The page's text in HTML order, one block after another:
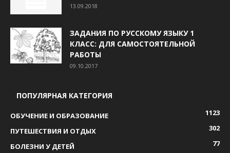
13.09.2018
ЗАДАНИЯ ПО РУССКОМУ ЯЗЫКУ 1
КЛАСС: ДЛЯ САМОСТОЯТЕЛЬНОЙ
РАБОТЫ
09.10.2017
ПОПУЛЯРНАЯ КАТЕГОРИЯ
ОБУЧЕНИЕ И ОБРАЗОВАНИЕ
1123
ПУТЕШЕСТВИЯ И ОТДЫХ
302
БОЛЕЗНИ У ДЕТЕЙ
77